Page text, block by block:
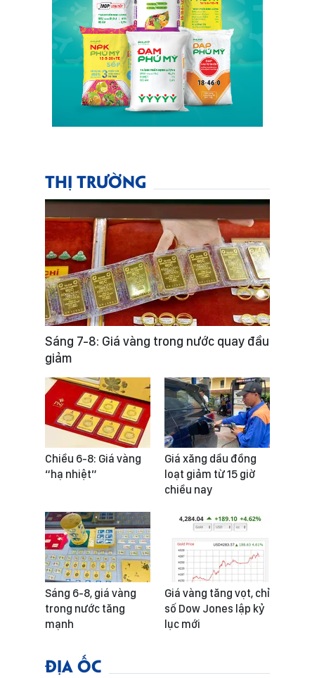
THỊ TRƯỜNG
Sáng 7-8: Giá vàng trong nước quay đầu
giảm
Chiều 6-8: Giá vàng
“hạ nhiệt”
Giá xăng dầu đồng
loạt giảm từ 15 giờ
chiều nay
Sáng 6-8, giá vàng
trong nước tăng
mạnh
Giá vàng tăng vọt, chỉ
số Dow Jones lập kỷ
lục mới
ĐỊA ỐC